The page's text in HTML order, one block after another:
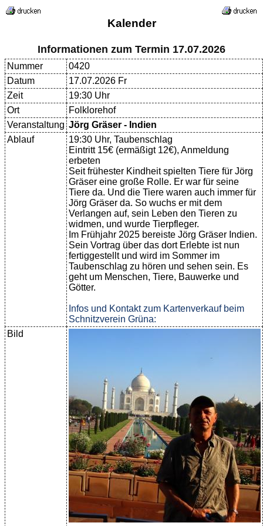
Kalender
Informationen zum Termin 17.07.2026
Nummer
0420
Datum
17.07.2026 Fr
Zeit
19:30 Uhr
Ort
Folklorehof
Veranstaltung Jörg Gräser - Indien
Ablauf
19:30 Uhr, Taubenschlag
Eintritt 15€ (ermäßigt 12€), Anmeldung
erbeten
Seit frühester Kindheit spielten Tiere für Jörg
Gräser eine große Rolle. Er war für seine
Tiere da. Und die Tiere waren auch immer für
Jörg Gräser da. So wuchs er mit dem
Verlangen auf, sein Leben den Tieren zu
widmen, und wurde Tierpfleger.
Im Frühjahr 2025 bereiste Jörg Gräser Indien.
Sein Vortrag über das dort Erlebte ist nun
fertiggestellt und wird im Sommer im
Taubenschlag zu hören und sehen sein. Es
geht um Menschen, Tiere, Bauwerke und
Götter.
Infos und Kontakt zum Kartenverkauf beim
Schnitzverein Grüna:
Bild